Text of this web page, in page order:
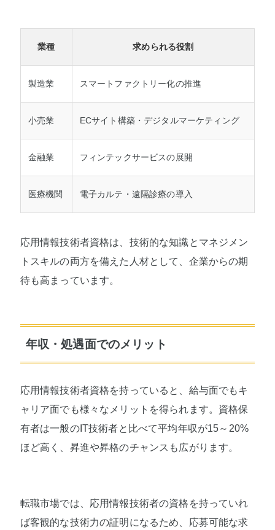
業種 求められる役割
製造業 スマートファクトリー化の推進
小売業 ECサイト構築・デジタルマーケティング
金融業 フィンテックサービスの展開
医療機関 電子カルテ・遠隔診療の導入
応用情報技術者資格は、技術的な知識とマネジメン
トスキルの両方を備えた人材として、企業からの期
待も高まっています。
年収・処遇面でのメリット
応用情報技術者資格を持っていると、給与面でもキ
ャリア面でも様々なメリットを得られます。資格保
有者は一般のIT技術者と比べて平均年収が15～20%
ほど高く、昇進や昇格のチャンスも広がります。
転職市場では、応用情報技術者の資格を持っていれ
ば客観的な技術力の証明になるため、応募可能な求